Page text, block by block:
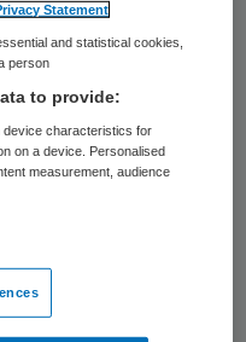
meisje vroegen de
dit bedrag. Artsen
de babyhandel
de geboorte uit
het
gruwelijke details
een overleden
dat van een
Statement
and statistical cookies,
person
to provide:
device characteristics for
on a device. Personalised
measurement, audience